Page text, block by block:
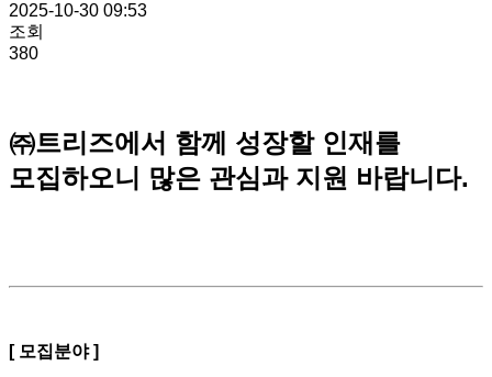
2025-10-30 09:53
조회
380
㈜트리즈에서 함께 성장할 인재를
모집하오니 많은 관심과 지원 바랍니다.
[ 모집분야 ]